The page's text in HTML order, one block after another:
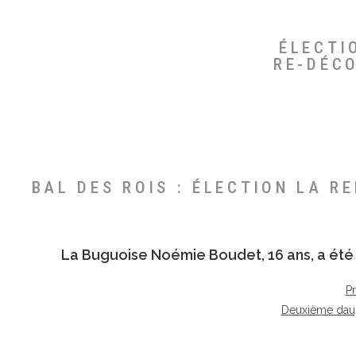
RE-
BAL DES ROIS : ÉLECTION LA
La Buguoise Noémie Boudet, 16 ans, a
Deuxième